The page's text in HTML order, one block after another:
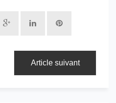
Article suivant